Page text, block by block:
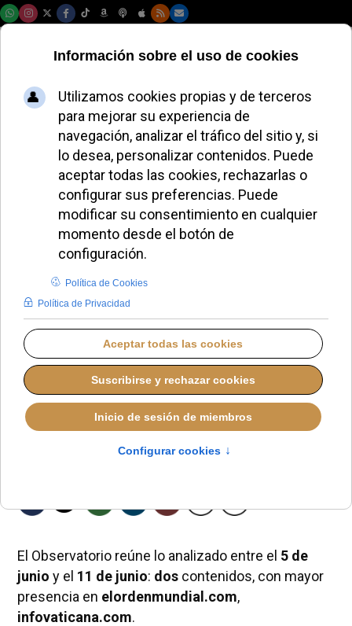
Credofobia: informe
semanal | 05/06 al
11/06
LO QUE OTROS CUENTAN
El Observatorio reúne lo analizado entre el 5 de
junio y el 11 de junio: doscontenidos, con mayor
presencia en elordenmundial.com,
infovaticana.com.